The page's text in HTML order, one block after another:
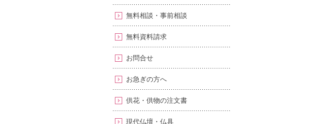
無料相談・事前相談
無料資料請求
お問合せ
お急ぎの方へ
供花・供物の注文書
現代仏壇・仏具